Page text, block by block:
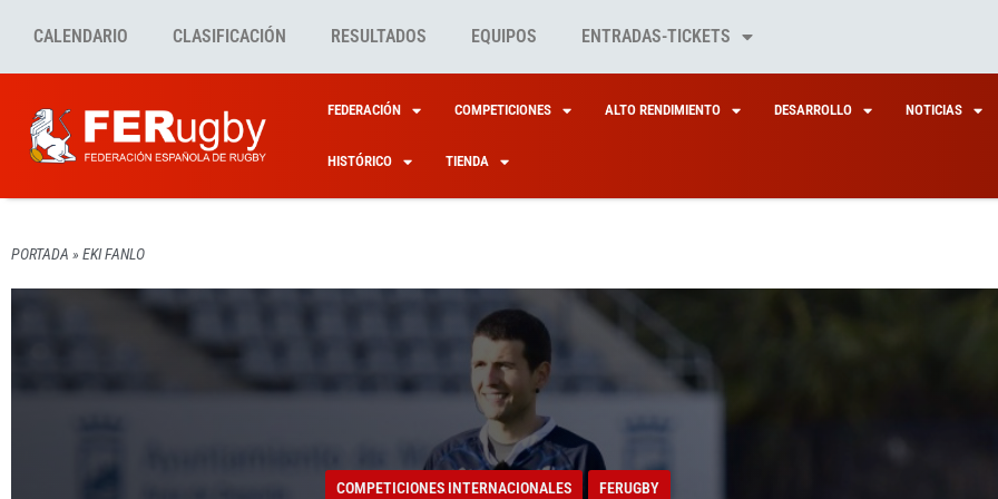
CALENDARIO CLASIFICACIÓN RESULTADOS EQUIPOS ENTRADAS-TICKETS
FEDERACIÓN COMPETICIONES ALTO RENDIMIENTO DESARROLLO NOTICIAS
HISTÓRICO TIENDA
PORTADA » EKI FANLO
COMPETICIONES INTERNACIONALES FERUGBY
EL AÑO MÁGICO DE EKI
COMPETICIONES INTERNACIONALES FERUGBY
EKI FANLO, EL ÁRBITRO
COMPETICIONES INTERNACIONALES FERUGBY